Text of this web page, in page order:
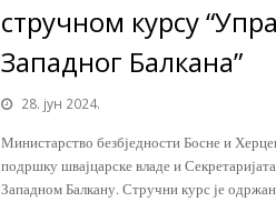
стручном курсу
Западног Балкана”
28. јун 2024.
Министарство безбједности Босне и
подршку швајцарске владе и
Западном Балкану. Стручни курс је